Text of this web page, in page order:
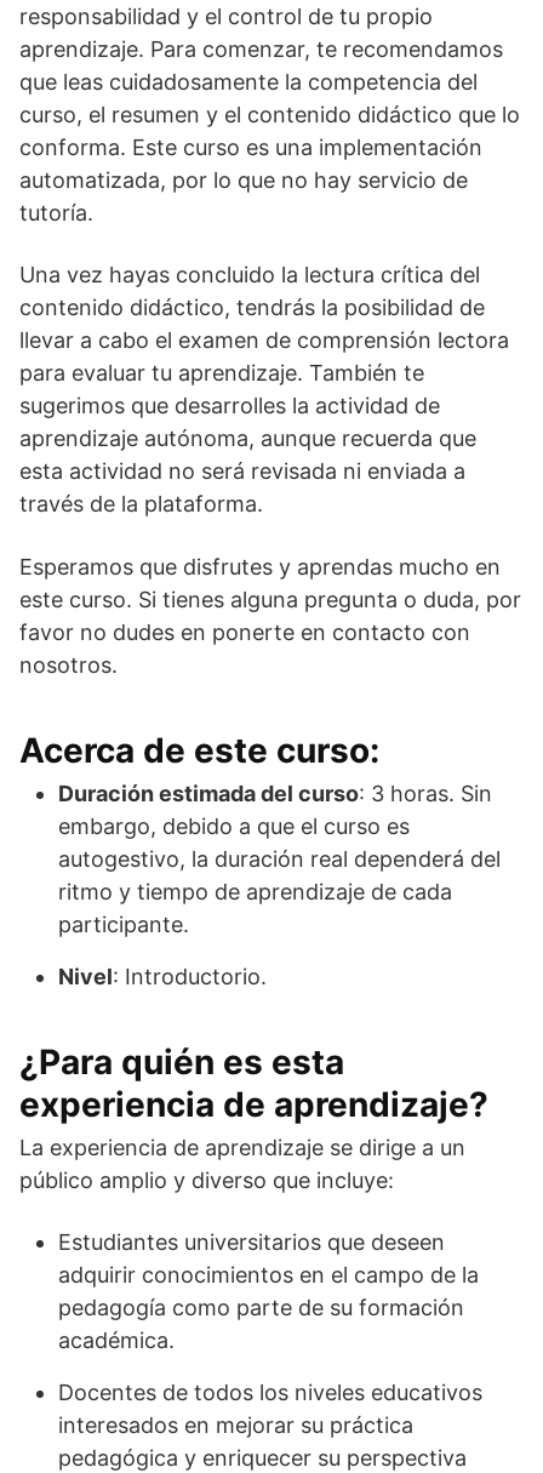
responsabilidad y el control de tu propio
aprendizaje. Para comenzar, te recomendamos
que leas cuidadosamente la competencia del
curso, el resumen y el contenido didáctico que lo
conforma. Este curso es una implementación
automatizada, por lo que no hay servicio de
tutoría.
Una vez hayas concluido la lectura crítica del
contenido didáctico, tendrás la posibilidad de
llevar a cabo el examen de comprensión lectora
para evaluar tu aprendizaje. También te
sugerimos que desarrolles la actividad de
aprendizaje autónoma, aunque recuerda que
esta actividad no será revisada ni enviada a
través de la plataforma.
Esperamos que disfrutes y aprendas mucho en
este curso. Si tienes alguna pregunta o duda, por
favor no dudes en ponerte en contacto con
nosotros.
Acerca de este curso:
Duración estimada del curso: 3 horas. Sin
embargo, debido a que el curso es
autogestivo, la duración real dependerá del
ritmo y tiempo de aprendizaje de cada
participante.
Nivel: Introductorio.
¿Para quién es esta
experiencia de aprendizaje?
La experiencia de aprendizaje se dirige a un
público amplio y diverso que incluye:
Estudiantes universitarios que deseen
adquirir conocimientos en el campo de la
pedagogía como parte de su formación
académica.
Docentes de todos los niveles educativos
interesados en mejorar su práctica
pedagógica y enriquecer su perspectiva